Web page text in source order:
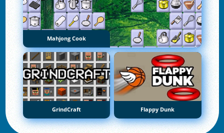
Mahjong Cook
GrindCraft Flappy Dunk